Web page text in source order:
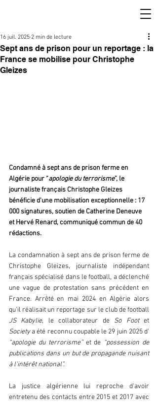
Sept ans de prison pour un reportage : la
France se mobilise pour Christophe
Gleizes
16 juil. 2025 2 min de lecture
Condamné à sept ans de prison ferme en
Algérie pour “apologie du terrorisme”, le
journaliste français Christophe Gleizes
bénéficie d'une mobilisation exceptionnelle : 17
000 signatures, soutien de Catherine Deneuve
et Hervé Renard, communiqué commun de 40
rédactions.
La condamnation à sept ans de prison ferme de
Christophe Gleizes, journaliste indépendant
français spécialisé dans le football, a déclenché
une vague de protestation sans précédent en
France. Arrêté en mai 2024 en Algérie alors
JS Kabylie, le collaborateur de So Foot et
Society
“apologie du terrorisme” et de “possession de
publications dans un but de propagande nuisant
à l'intérêt national”.
La justice algérienne lui reproche d'avoir
entretenu des contacts entre 2015 et 2017 avec